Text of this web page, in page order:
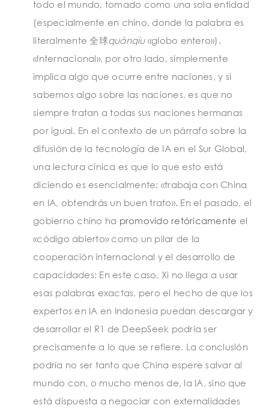
todo el mundo, tomado como una sola entidad
(especialmente en chino, donde la palabra es
literalmente 全球quánqíu «globo entero»).
«Internacional», por otro lado, simplemente
implica algo que ocurre entre naciones, y si
sabemos algo sobre las naciones, es que no
siempre tratan a todas sus naciones hermanas
por igual. En el contexto de un párrafo sobre la
difusión de la tecnología de IA en el Sur Global,
una lectura cínica es que lo que esto está
diciendo es esencialmente: «trabaja con China
en IA, obtendrás un buen trato». En el pasado, el
gobierno chino ha promovido retóricamente el
«código abierto» como un pilar de la
cooperación internacional y el desarrollo de
capacidades; En este caso, Xi no llega a usar
esas palabras exactas, pero el hecho de que los
expertos en IA en Indonesia puedan descargar y
desarrollar el R1 de DeepSeek podría ser
precisamente a lo que se refiere. La conclusión
podría no ser tanto que China espere salvar al
mundo con, o mucho menos de, la IA, sino que
está dispuesta a negociar con externalidades